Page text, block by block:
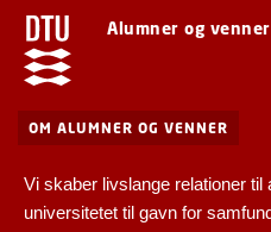
Alumner og venner
OM ALUMNER OG VENNER
Vi skaber livslange relationer til
universitetet til gavn for